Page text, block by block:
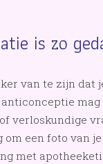
is zo
van te zijn dat
mag
verloskundige
om een foto van
met